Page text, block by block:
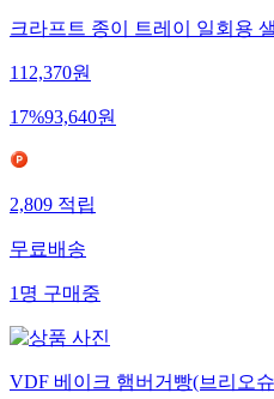
크라프트 종이 트레이 일회용
112,370원
17%93,640원
2,809 적립
무료배송
1 명 구매중
VDF 베이크 햄버거빵(브리오